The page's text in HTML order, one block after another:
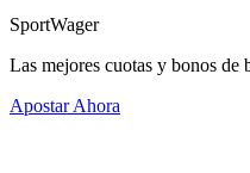
SportWager
Las mejores cuotas y bonos de
Apostar Ahora